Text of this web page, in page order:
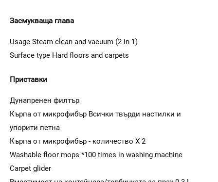
Засмукваща глава
Usage Steam clean and vacuum (2 in 1)
Surface type Hard floors and carpets
Приставки
Дунапренен филтър
Кърпа от микрофибър Всички твърди настилки и
упорити петна
Кърпа от микрофибър - количество X 2
Washable floor mops *100 times in washing machine
Carpet glider